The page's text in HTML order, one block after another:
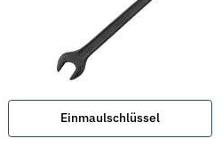
Einmaulschlüssel